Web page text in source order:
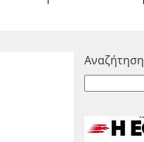
Αναζήτηση